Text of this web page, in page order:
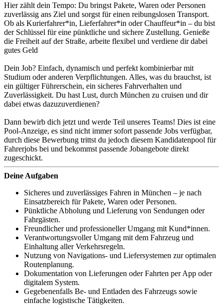
Hier zählt dein Tempo: Du bringst Pakete, Waren oder Personen
zuverlässig ans Ziel und sorgst für einen reibungslosen Transport.
Ob als Kurierfahrer*in, Lieferfahrer*in oder Chauffeur*in – du bist
der Schlüssel für eine pünktliche und sichere Zustellung. Genieße
die Freiheit auf der Straße, arbeite flexibel und verdiene dir dabei
gutes Geld
Dein Job? Einfach, dynamisch und perfekt kombinierbar mit
Studium oder anderen Verpflichtungen. Alles, was du brauchst, ist
ein gültiger Führerschein, ein sicheres Fahrverhalten und
Zuverlässigkeit. Du hast Lust, durch München zu cruisen und dir
dabei etwas dazuzuverdienen?
Dann bewirb dich jetzt und werde Teil unseres Teams! Dies ist eine
Pool-Anzeige, es sind nicht immer sofort passende Jobs verfügbar,
durch diese Bewerbung trittst du jedoch diesem Kandidatenpool für
Fahrerjobs bei und bekommst passende Jobangebote direkt
zugeschickt.
Deine Aufgaben
Sicheres und zuverlässiges Fahren in München – je nach
Einsatzbereich für Pakete, Waren oder Personen.
Pünktliche Abholung und Lieferung von Sendungen oder
Fahrgästen.
Freundlicher und professioneller Umgang mit Kund*innen.
Verantwortungsvoller Umgang mit dem Fahrzeug und
Einhaltung aller Verkehrsregeln.
Nutzung von Navigations- und Liefersystemen zur optimalen
Routenplanung.
Dokumentation von Lieferungen oder Fahrten per App oder
digitalem System.
Gegebenenfalls Be- und Entladen des Fahrzeugs sowie
einfache logistische Tätigkeiten.